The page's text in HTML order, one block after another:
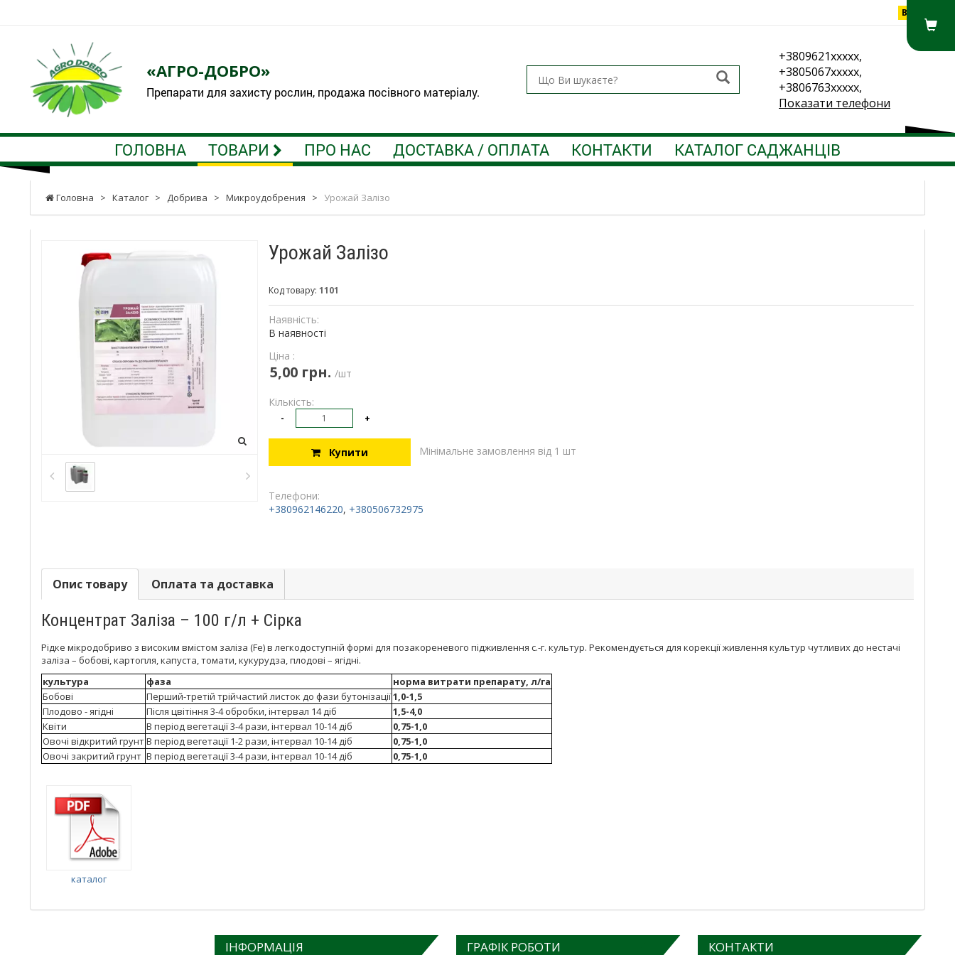
Вхід
«АГРО-ДОБРО»
Препарати для захисту рослин, продажа посівного матеріалу.
+3809621xxxxx,
+3805067xxxxx,
+3806763xxxxx,
Показати телефони
ГОЛОВНА ТОВАРИ ПРО НАС ДОСТАВКА / ОПЛАТА КОНТАКТИ КАТАЛОГ САДЖАНЦІВ
Головна > Каталог > Добрива > Микроудобрения > Урожай Залізо
Урожай Залізо
Код товару: 1101
Наявність:
В наявності
Ціна :
5,00 грн. /шт
Кількість:
- +
Купити Мінімальне замовлення від 1 шт
Телефони:
+380962146220, +380506732975
Опис товару Оплата та доставка
Концентрат Заліза – 100 г/л + Сірка
Рідке мікродобриво з високим вмістом заліза (Fe) в легкодоступній формі для позакореневого підживлення с.-г. культур. Рекомендується для корекції живлення культур чутливих до нестачі
заліза – бобові, картопля, капуста, томати, кукурудза, плодові – ягідні.
культура
фаза
норма витрати препарату, л/га
Бобові
Перший-третій трійчастий листок до фази бутонізації1,0-1,5
Плодово - ягідні
Після цвітіння 3-4 обробки, інтервал 14 діб
1,5-4,0
Квіти
В період вегетації 3-4 рази, інтервал 10-14 діб
0,75-1,0
Овочі відкритий грунтВ період вегетації 1-2 рази, інтервал 10-14 діб
0,75-1,0
Овочі закритий грунт В період вегетації 3-4 рази, інтервал 10-14 діб 0,75-1,0
каталог
ІНФОРМАЦІЯ ГРАФІК РОБОТИ КОНТАКТИ